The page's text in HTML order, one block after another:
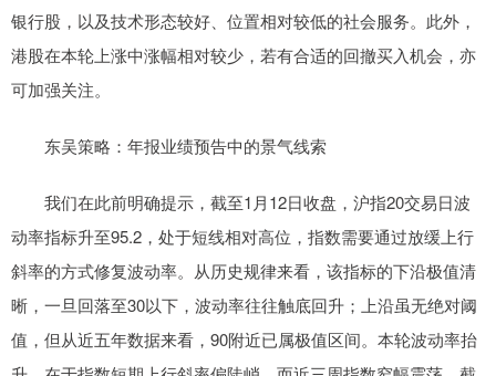
银行股，以及技术形态较好、位置相对较低的社会服务。此外，
港股在本轮上涨中涨幅相对较少，若有合适的回撤买入机会，亦
可加强关注。
东吴策略：年报业绩预告中的景气线索
我们在此前明确提示，截至1月12日收盘，沪指20交易日波
动率指标升至95.2，处于短线相对高位，指数需要通过放缓上行
斜率的方式修复波动率。从历史规律来看，该指标的下沿极值清
晰，一旦回落至30以下，波动率往往触底回升；上沿虽无绝对阈
值，但从近五年数据来看，90附近已属极值区间。本轮波动率抬